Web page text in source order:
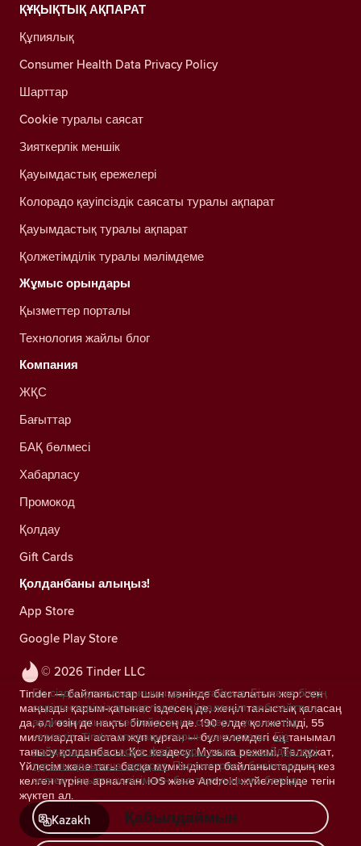
© 2026 Tinder LLC
Tinder — байланыстар шын мәнінде басталатын жер: сен
маңызды қарым-қатынас іздесең де, жеңіл таныстық қаласаң
да, әлі өзің де нақты білмесең де. 190 елде қолжетімді, 55
миллиардтан астам жұп құрған — бұл әлемдегі ең танымал
танысу қолданбасы. Қос кездесу, Музыка режимі, Төлқұжат,
Үйлесім және тағы басқа мүмкіндіктер байланыстардың кез
келген түріне арналған. iOS және Android жүйелерінде тегін
жүктеп ал.
Kazakh
ҚҰҚЫҚТЫҚ АҚПАРАТ
Құпиялық
Consumer Health Data Privacy Policy
Шарттар
Cookie туралы саясат
Зияткерлік меншік
Қауымдастық ережелері
Колорадо қауіпсіздік саясаты туралы ақпарат
Қауымдастық туралы ақпарат
Қолжетімділік туралы мәлімдеме
Жұмыс орындары
Қызметтер порталы
Технология жайлы блог
Компания
ЖҚС
Бағыттар
БАҚ бөлмесі
Хабарласу
Промокод
Қолдау
Gift Cards
Қолданбаны алыңыз!
App Store
Google Play Store
Біз сіздің құпиялылығыңызды сақтаймыз. Біз және біздің
серіктестеріміз трекерлерді пайдаланып, веб-сайттың
аудиториясын есептейді және сіздерге ұсыныстар
көрсетіп, Tinder операцияларын жақсартады. Біз
пайдаланатын cookie файлдары және провайдерлері
туралы қосымша ақпарат. Параметрлер бөлімінде кез
келген уақытта келісімнен бас тартуыңызға болады.
Қабылдаймын